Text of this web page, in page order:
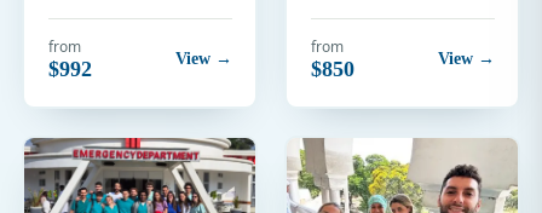
from
$992 View →
from
$850 View →